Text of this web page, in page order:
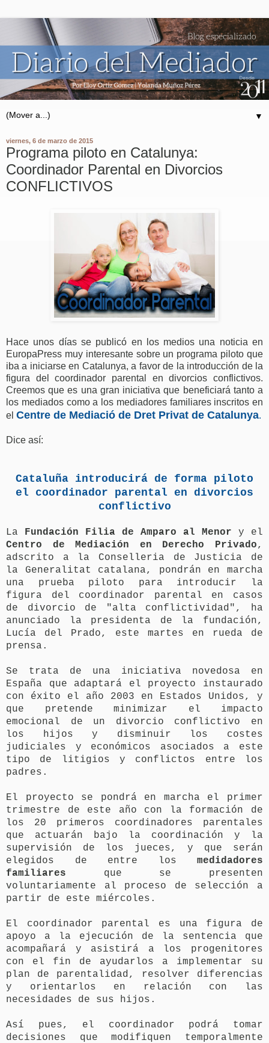
▼
viernes, 6 de marzo de 2015
Programa piloto en Catalunya:
Coordinador Parental en Divorcios
CONFLICTIVOS
Hace unos días se publicó en los medios una noticia en
EuropaPress muy interesante sobre un programa piloto que
iba a iniciarse en Catalunya, a favor de la introducción de la
figura del coordinador parental en divorcios conflictivos.
Creemos que es una gran iniciativa que beneficiará tanto a
los mediados como a los mediadores familiares inscritos en
el Centre de Mediació de Dret Privat de Catalunya.
Dice así:
Cataluña introducirá de forma piloto
el coordinador parental en divorcios
conflictivo
La Fundación Filia de Amparo al Menor y el
Centro de Mediación en Derecho Privado,
adscrito a la Conselleria de Justicia de
la Generalitat catalana, pondrán en marcha
una prueba piloto para introducir la
figura del coordinador parental en casos
de divorcio de "alta conflictividad", ha
anunciado la presidenta de la fundación,
Lucía del Prado, este martes en rueda de
prensa.
Se trata de una iniciativa novedosa en
España que adaptará el proyecto instaurado
con éxito el año 2003 en Estados Unidos, y
que pretende minimizar el impacto
emocional de un divorcio conflictivo en
los hijos y disminuir los costes
judiciales y económicos asociados a este
tipo de litigios y conflictos entre los
padres.
El proyecto se pondrá en marcha el primer
trimestre de este año con la formación de
los 20 primeros coordinadores parentales
que actuarán bajo la coordinación y la
supervisión de los jueces, y que serán
elegidos de entre los medidadores
familiares que se presenten
voluntariamente al proceso de selección a
partir de este miércoles.
El coordinador parental es una figura de
apoyo a la ejecución de la sentencia que
acompañará y asistirá a los progenitores
con el fin de ayudarlos a implementar su
plan de parentalidad, resolver diferencias
y orientarlos en relación con las
necesidades de sus hijos.
Así pues, el coordinador podrá tomar
decisiones que modifiquen temporalmente